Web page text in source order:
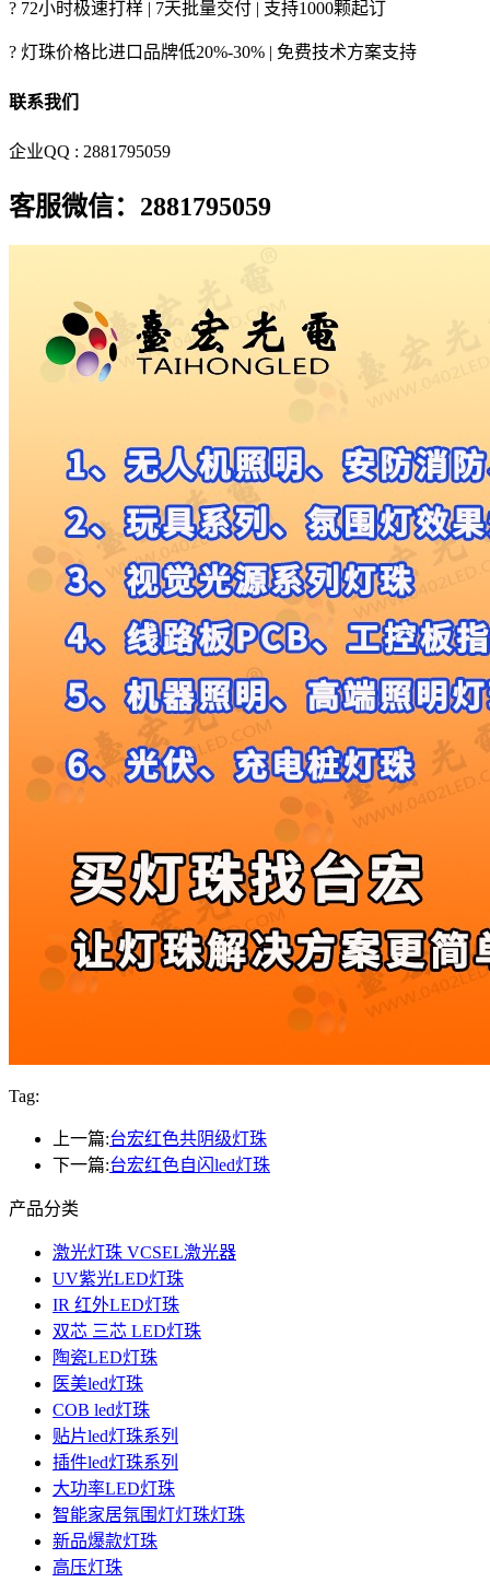
? 72小时极速打样 | 7天批量交付 | 支持1000颗起订
? 灯珠价格比进口品牌低20%-30% | 免费技术方案支持
联系我们
企业QQ : 2881795059
客服微信：2881795059
Tag:
上一篇:台宏红色共阴级灯珠
下一篇:台宏红色自闪led灯珠
产品分类
激光灯珠 VCSEL激光器
UV紫光LED灯珠
IR 红外LED灯珠
双芯 三芯 LED灯珠
陶瓷LED灯珠
医美led灯珠
COB led灯珠
贴片led灯珠系列
插件led灯珠系列
大功率LED灯珠
智能家居氛围灯灯珠灯珠
新品爆款灯珠
高压灯珠